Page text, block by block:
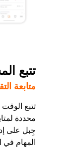
تتبع
متابعة
تتبع
محددة
جِبل على
المهام في